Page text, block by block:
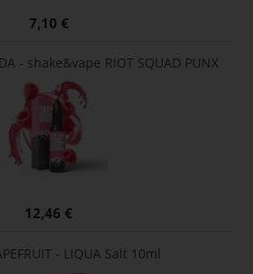
7,10 €
- shake&vape RIOT SQUAD PUNX
12,46 €
- LIQUA Salt 10ml